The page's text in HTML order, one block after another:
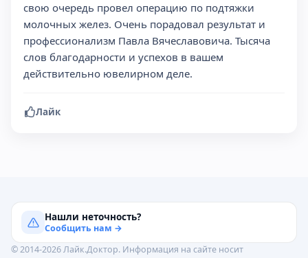
свою очередь провел операцию по подтяжки
молочных желез. Очень порадовал результат и
профессионализм Павла Вячеславовича. Тысяча
слов благодарности и успехов в вашем
действительно ювелирном деле.
Лайк
Нашли неточность?
Сообщить нам →
© 2014-2026 Лайк.Доктор. Информация на сайте носит